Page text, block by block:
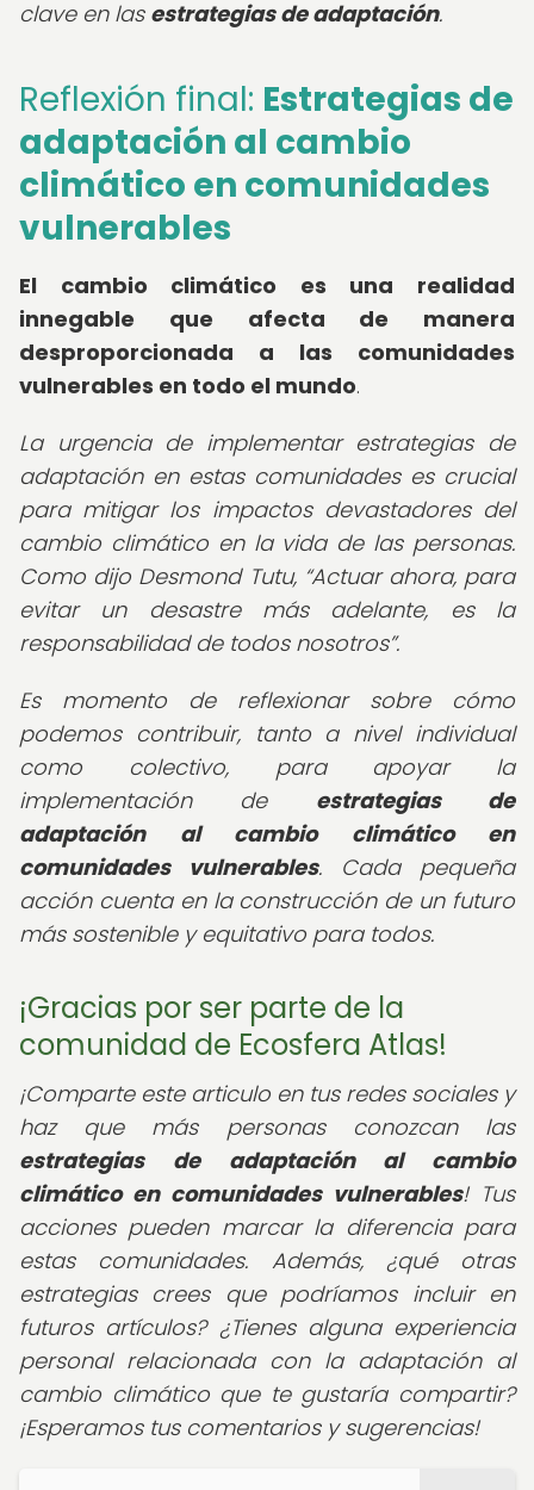
clave en las estrategias de adaptación.
Reflexión final: Estrategias de
adaptación al cambio
climático en comunidades
vulnerables
El cambio climático es una realidad
innegable que afecta de manera
desproporcionada a las comunidades
vulnerables en todo el mundo.
La urgencia de implementar estrategias de
adaptación en estas comunidades es crucial
para mitigar los impactos devastadores del
cambio climático en la vida de las personas.
Como dijo Desmond Tutu, Actuar ahora, para
evitar un desastre más adelante, es la
responsabilidad de todos nosotros .
Es momento de reflexionar sobre cómo
podemos contribuir, tanto a nivel individual
como colectivo, para apoyar la
implementación de estrategias de
adaptación al cambio climático en
comunidades vulnerables. Cada pequeña
acción cuenta en la construcción de un futuro
más sostenible y equitativo para todos.
¡Gracias por ser parte de la
comunidad de Ecosfera Atlas!
¡Comparte este articulo en tus redes sociales y
haz que más personas conozcan las
estrategias de adaptación al cambio
climático en comunidades vulnerables! Tus
acciones pueden marcar la diferencia para
estas comunidades. Además, ¿qué otras
estrategias crees que podríamos incluir en
futuros artículos? ¿Tienes alguna experiencia
personal relacionada con la adaptación al
cambio climático que te gustaría compartir?
¡Esperamos tus comentarios y sugerencias!